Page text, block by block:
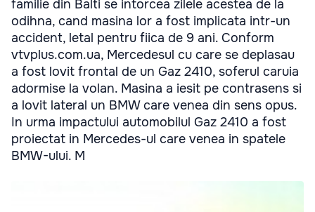
familie din Balti se intorcea zilele acestea de la
odihna, cand masina lor a fost implicata intr-un
accident, letal pentru fiica de 9 ani. Conform
vtvplus.com.ua, Mercedesul cu care se deplasau
a fost lovit frontal de un Gaz 2410, soferul caruia
adormise la volan. Masina a iesit pe contrasens si
a lovit lateral un BMW care venea din sens opus.
In urma impactului automobilul Gaz 2410 a fost
proiectat in Mercedes-ul care venea in spatele
BMW-ului. M